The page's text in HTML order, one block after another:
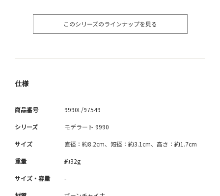
このシリーズのラインナップを見る
仕様
商品番号 9990L/97549
シリーズ モデラート 9990
サイズ 直径：約8.2cm、短径：約3.1cm、高さ：約1.7cm
重量 約32g
サイズ・容量 -